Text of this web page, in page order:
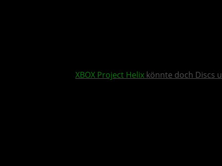
XBOX Project Helix könnte doch Discs